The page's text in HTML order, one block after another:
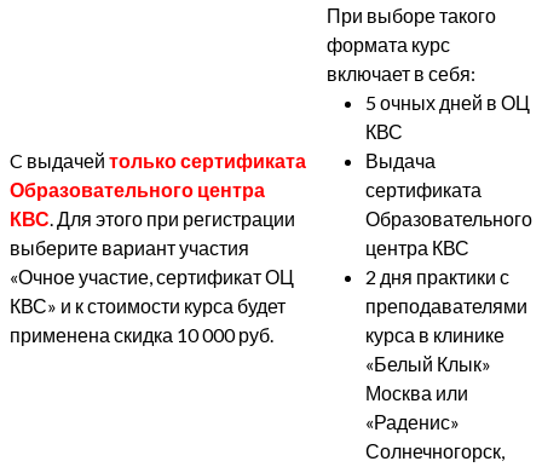
C выдачей только сертификата
Образовательного центра
КВС. Для этого при регистрации
выберите вариант участия
«Очное участие, сертификат ОЦ
КВС» и к стоимости курса будет
применена скидка 10 000 руб.
При выборе такого
формата курс
включает в себя:
5 очных дней в ОЦ
КВС
Выдача
сертификата
Образовательного
центра КВС
2 дня практики с
преподавателями
курса в клинике
«Белый Клык»
Москва или
«Раденис»
Солнечногорск,